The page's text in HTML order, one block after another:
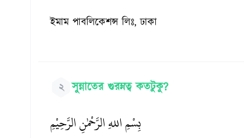
ইমাম পাবলিকেশন্স লিঃ, ঢাকা
২ সুন্নাতের গুরম্নত্ব কতটুকু?
بِسْمِ اللهِ الرَّحْمٰنِ الرَّحِيْمِ